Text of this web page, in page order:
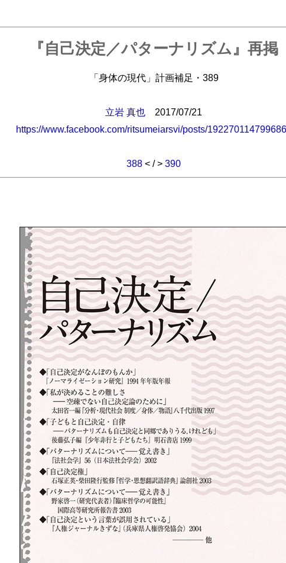
『自己決定／パターナリズム』再掲
「身体の現代」計画補足・389
立岩 真也
2017/07/21
https://www.facebook.com/ritsumeiarsvi/posts/
388 < / > 390